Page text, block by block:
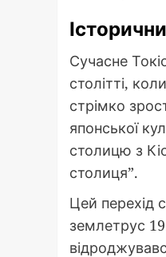
Сучасне
столітті,
стрімко
японської
столицю з
столиця”.
Цей перехід
землетрус